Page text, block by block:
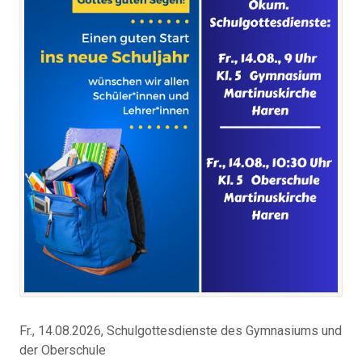
Fr., 14.08.2026, Schulgottesdienste des Gymnasiums und
der Oberschule